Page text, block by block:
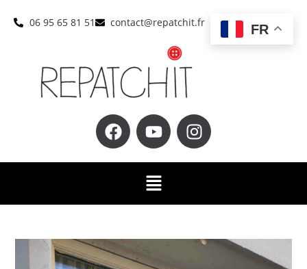
06 95 65 81 51 contact@repatchit.fr FR